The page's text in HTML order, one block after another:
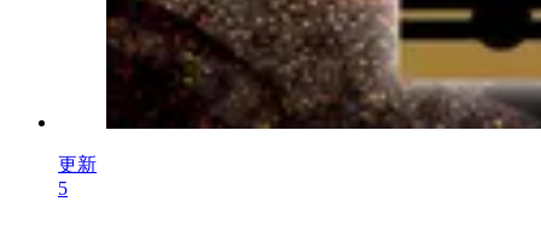
更新
5